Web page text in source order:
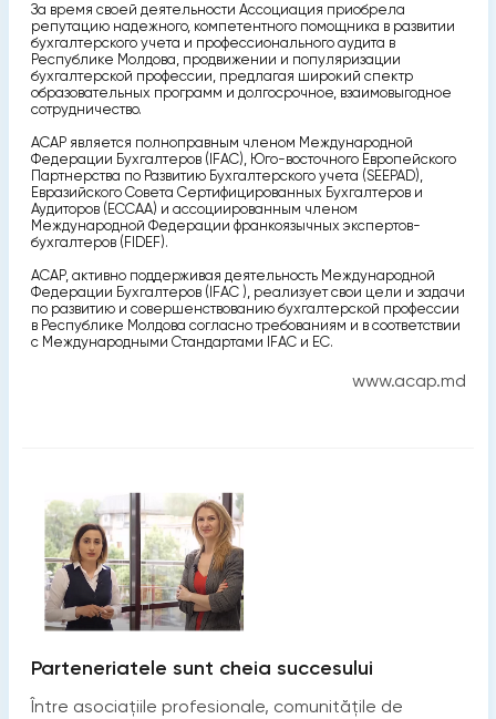
За время своей деятельности Ассоциация приобрела
репутацию надежного, компетентного помощника в развитии
бухгалтерского учета и профессионального аудита в
Республике Молдова, продвижении и популяризации
бухгалтерской профессии, предлагая широкий спектр
образовательных программ и долгосрочное, взаимовыгодное
сотрудничество.
АСАР является полноправным членом Международной
Федерации Бухгалтеров (IFAC), Юго-восточного Европейского
Партнерства по Развитию Бухгалтерского учета (SEEPAD),
Евразийского Совета Сертифицированных Бухгалтеров и
Аудиторов (ECCAA) и ассоциированным членом
Международной Федерации франкоязычных экспертов-
бухгалтеров (FIDEF).
АСАР, активно поддерживая деятельность Международной
Федерации Бухгалтеров (IFAC ), реализует свои цели и задачи
по развитию и совершенствованию бухгалтерской профессии
в Республике Молдова согласно требованиям и в соответствии
с Международными Стандартами IFAC и ЕС.
www.acap.md
Parteneriatele sunt cheia succesului
Între asociațiile profesionale, comunitățile de